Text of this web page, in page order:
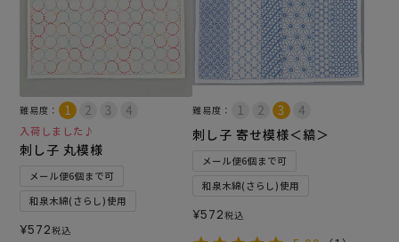
難易度：
入荷しました♪
刺し子 丸模様
メール便6個まで可
和泉木綿(さらし)使用
¥572税込
難易度：
刺し子 寄せ模様＜縞＞
メール便6個まで可
和泉木綿(さらし)使用
¥572税込